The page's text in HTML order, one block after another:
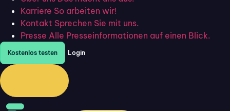
Karriere So arbeiten wir!
Kontakt Sprechen Sie mit uns.
Presse Alle Presseinformationen auf einen Blick.
Kostenlos testen Login
“Textfeld auswählen”.
Das Textfeld in der gewünschten Größe an der
gewünschten Stelle positionieren.
Das Textfeld kann dann als Signaturzeile an der
gewünschten Stelle der Datei genutzt werden. Es
macht Sinn, das Textfeld etwa mit “Signatur” oder
Ähnlichem zu markieren und den Unterzeichnenden
so sichtbar zu machen.